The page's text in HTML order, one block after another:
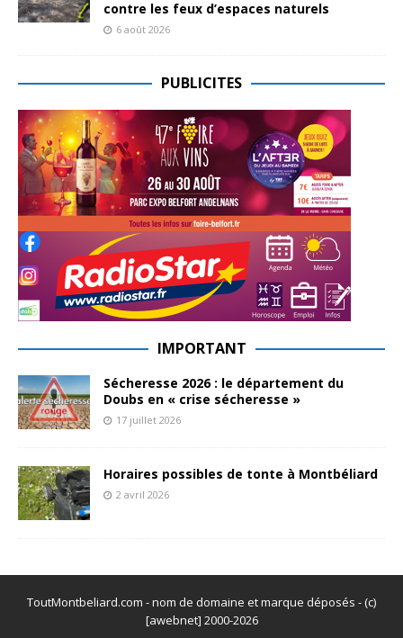
contre les feux d’espaces naturels
6 août 2026
PUBLICITES
IMPORTANT
Sécheresse 2026 : le département du
Doubs en « crise sécheresse »
17 juillet 2026
Horaires possibles de tonte à Montbéliard
2 avril 2026
ToutMontbeliard.com - nom de domaine et marque déposés - (c)
[awebnet] 2000-2026